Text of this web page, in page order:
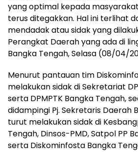
yang optimal kepada
terus ditegakkan. Hal ini terlihat
mendadak atau sidak yang
Perangkat Daerah yang ada di
Bangka Tengah, Selasa (08/04/
Menurut pantauan tim
melakukan sidak di Sekretariat
serta DPMPTK Bangka Tengah,
didampingi Pj. Sekretaris Daerah
turut melakukan sidak di
Tengah, Dinsos-PMD, Satpol PP
serta Diskominfosta Bangka